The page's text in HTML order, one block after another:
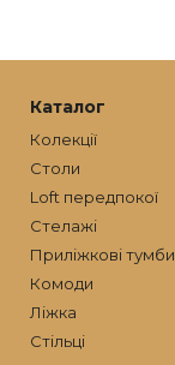
Каталог
Колекції
Столи
Loft передпокої
Стелажі
Приліжкові тумби
Комоди
Ліжка
Стільці